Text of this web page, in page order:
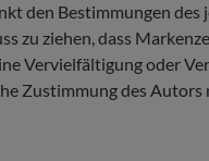
den Bestimmungen
zu ziehen, dass
Vervielfältigung oder
Zustimmung des